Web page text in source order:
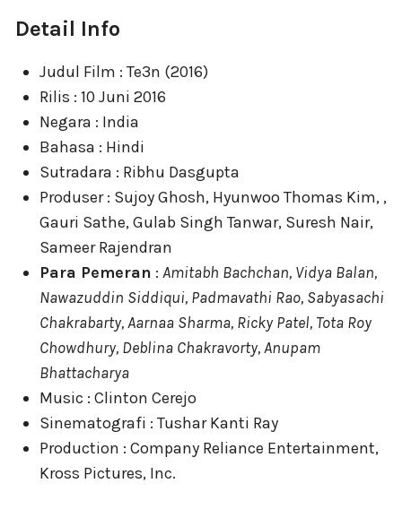
Detail Info
Judul Film : Te3n (2016)
Rilis : 10 Juni 2016
Negara : India
Bahasa : Hindi
Sutradara : Ribhu Dasgupta
Produser : Sujoy Ghosh, Hyunwoo Thomas Kim, ,
Gauri Sathe, Gulab Singh Tanwar, Suresh Nair,
Sameer Rajendran
Para Pemeran : Amitabh Bachchan, Vidya Balan,
Nawazuddin Siddiqui, Padmavathi Rao, Sabyasachi
Chakrabarty, Aarnaa Sharma, Ricky Patel, Tota Roy
Chowdhury, Deblina Chakravorty, Anupam
Bhattacharya
Music : Clinton Cerejo
Sinematografi : Tushar Kanti Ray
Production : Company Reliance Entertainment,
Kross Pictures, Inc.